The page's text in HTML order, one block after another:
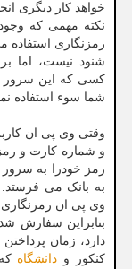
خواهد کار دیگری
نکته مهمی که
رمزنگاری استفاده
شنود نیست، اما
کسی که این سرور
شما سوء استفاده
وقتی وی پی ان
و شماره کارت و
رمز خودرا به
به بانک می فرستد.
وی پی ان رمزنگاری
بنابراین سفارش
دارد، زمان
کنکور و دانشگاه